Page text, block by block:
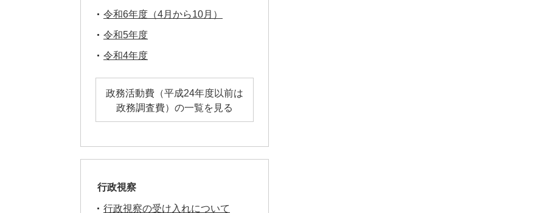
令和6年度（4月から10月）
令和5年度
令和4年度
政務活動費（平成24年度以前は
政務調査費）の一覧を見る
行政視察
行政視察の受け入れについて